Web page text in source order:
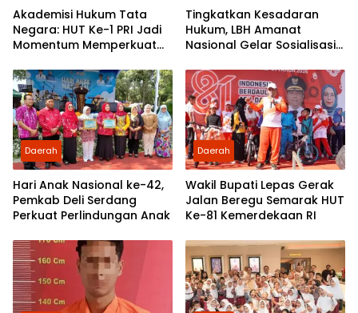
Akademisi Hukum Tata
Negara: HUT Ke-1 PRI Jadi
Momentum Memperkuat
Pengabdian kepada
Rakyat
Tingkatkan Kesadaran
Hukum, LBH Amanat
Nasional Gelar Sosialisasi
Morawa
Daerah
Hari Anak Nasional ke-42,
Pemkab Deli Serdang
Perkuat Perlindungan Anak
Daerah
Wakil Bupati Lepas Gerak
Jalan Beregu Semarak HUT
Ke-81 Kemerdekaan RI